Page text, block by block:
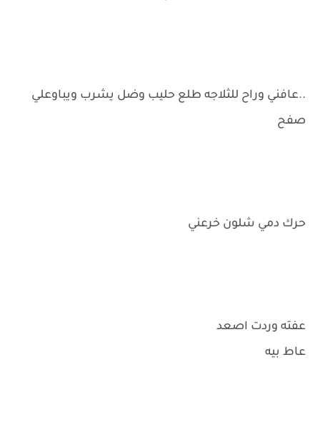
..عافني وراح للثلاجه طلع حليب وضل يشرب ويباوعلي
صفح
حرك دمي شلون خرعني
عفته وردت اصعد
عاط بيه